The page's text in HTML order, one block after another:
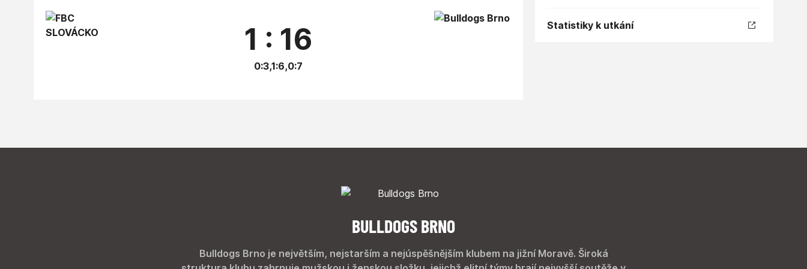
1 : 16
0:3,1:6,0:7
Statistiky k utkání
BULLDOGS BRNO
Bulldogs Brno je největším, nejstarším a nejúspěšnějším klubem na jižní Moravě. Široká